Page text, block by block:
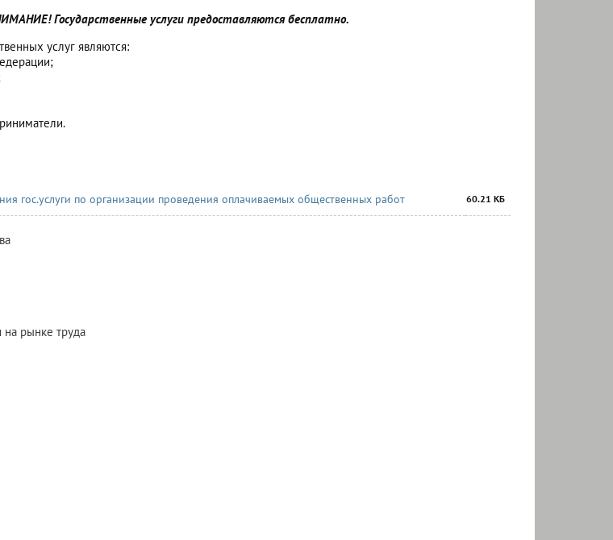
Государственные услуги предоставляются бесплатно.
услуг являются:
гос.услуги по организации проведения оплачиваемых общественных работ 60.21 КБ
рынке труда